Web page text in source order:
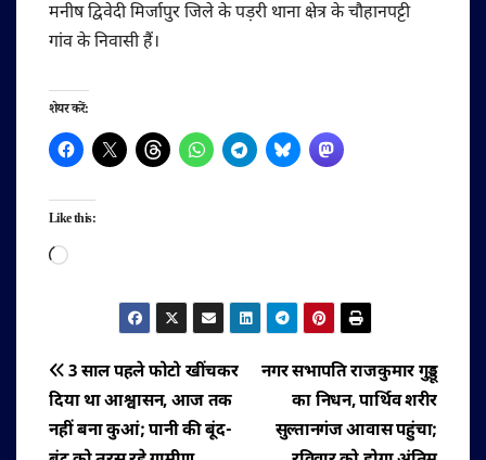
मनीष द्विवेदी मिर्जापुर जिले के पड़री थाना क्षेत्र के चौहानपट्टी
गांव के निवासी हैं।
शेयर करें:
Like this:
Loading…
पोस्ट
नेविगेशन
नगर सभापति राजकुमार गुड्डू
का निधन, पार्थिव शरीर
सुल्तानगंज आवास पहुंचा;
3 साल पहले फोटो खींचकर
दिया था आश्वासन, आज तक
नहीं बना कुआं; पानी की बूंद-